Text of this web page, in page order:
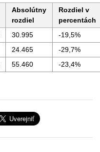
Absolútny
rozdiel
Rozdiel v
percentách
30.995
-19,5%
24.465
-29,7%
55.460 -23,4%